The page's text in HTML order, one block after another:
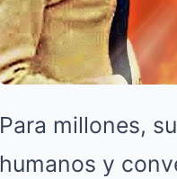
Para millones,
humanos y